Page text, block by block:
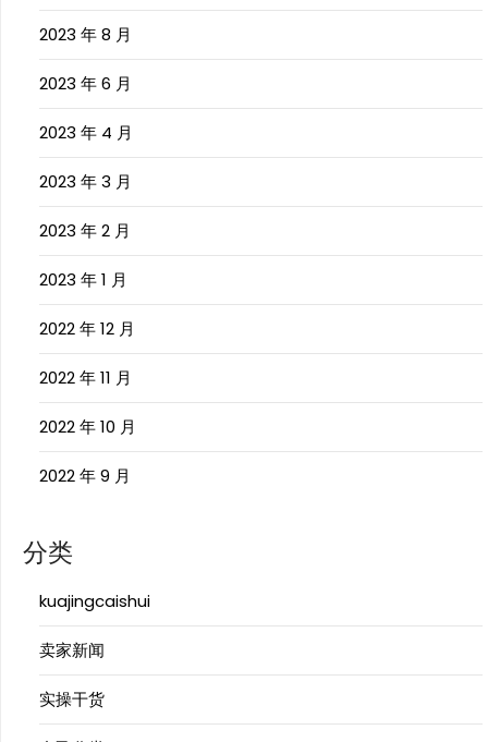
2023 年 8 月
2023 年 6 月
2023 年 4 月
2023 年 3 月
2023 年 2 月
2023 年 1 月
2022 年 12 月
2022 年 11 月
2022 年 10 月
2022 年 9 月
分类
kuajingcaishui
卖家新闻
实操干货